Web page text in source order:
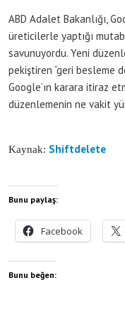
ABD Adalet Bakanlığı,
üreticilerle yaptığı
savunuyordu. Yeni
pekiştiren “geri besleme
Google’ın karara itiraz
düzenlemenin ne vakit
Kaynak: Shiftdelete
Bunu paylaş:
Facebook
Bunu beğen: